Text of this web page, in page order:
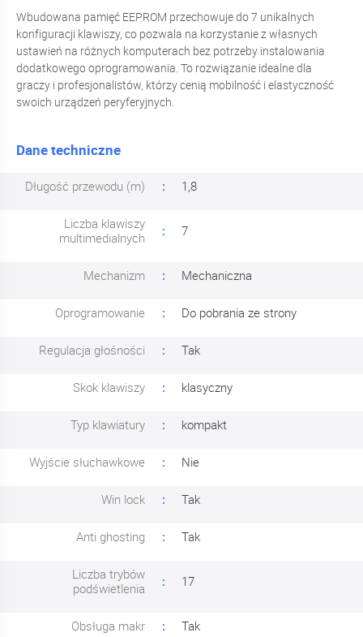
Wbudowana pamięć EEPROM przechowuje do 7 unikalnych
konfiguracji klawiszy, co pozwala na korzystanie z własnych
ustawień na różnych komputerach bez potrzeby instalowania
dodatkowego oprogramowania. To rozwiązanie idealne dla
graczy i profesjonalistów, którzy cenią mobilność i elastyczność
swoich urządzeń peryferyjnych.
Dane techniczne
Długość przewodu (m) 1,8
Liczba klawiszy
multimedialnych
7
Mechanizm Mechaniczna
Oprogramowanie Do pobrania ze strony
Regulacja głośności Tak
Skok klawiszy klasyczny
Typ klawiatury kompakt
Wyjście słuchawkowe Nie
Win lock Tak
Anti ghosting Tak
Liczba trybów
podświetlenia
17
Obsługa makr Tak